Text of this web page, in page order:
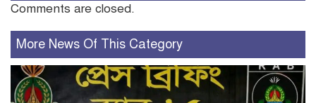
Comments are closed.
More News Of This Category